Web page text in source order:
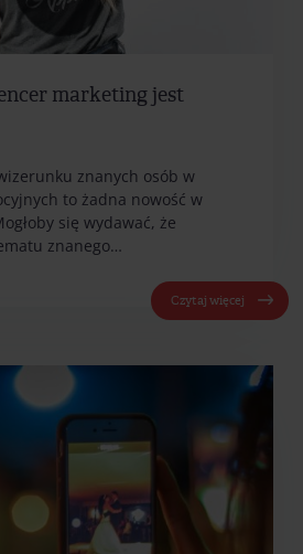
marketing jest
znanych osób w
to żadna nowość w
się wydawać, że
znanego…
Czytaj więcej